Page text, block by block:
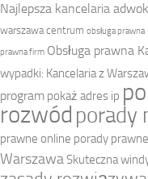
Najlepsza kancelaria
warszawa centrum obsługa prawna
prawna firm Obsługa prawna
wypadki: Kancelaria z
program pokaż adres ip
rozwód porady
prawne online porady
Warszawa Skuteczna